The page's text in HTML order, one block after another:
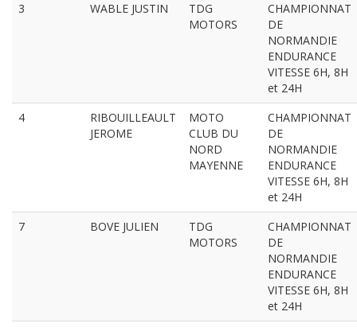
3 WABLE JUSTIN
TDG
MOTORS
CHAMPIONNAT
DE
NORMANDIE
ENDURANCE
VITESSE 6H, 8H
et 24H
4
RIBOUILLEAULT
JEROME
MOTO
CLUB DU
NORD
MAYENNE
CHAMPIONNAT
DE
NORMANDIE
ENDURANCE
VITESSE 6H, 8H
et 24H
7
BOVE JULIEN
TDG
MOTORS
CHAMPIONNAT
DE
NORMANDIE
ENDURANCE
VITESSE 6H, 8H
et 24H